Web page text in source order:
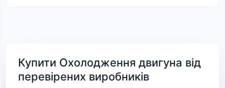
Купити Охолодження двигуна від
перевірених виробників